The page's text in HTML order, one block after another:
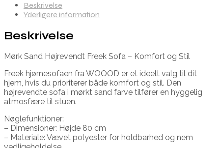
Beskrivelse
Yderligere information
Beskrivelse
Mørk Sand Højrevendt Freek Sofa – Komfort og Stil
Freek hjørnesofaen fra WOOOD er et ideelt valg til dit
hjem, hvis du prioriterer både komfort og stil. Den
højrevendte sofa i mørkt sand farve tilfører en hyggelig
atmosfære til stuen.
Nøglefunktioner:
– Dimensioner: Højde 80 cm
– Materiale: Vævet polyester for holdbarhed og nem